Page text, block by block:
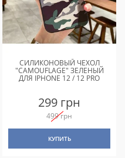
СИЛИКОНОВЫЙ ЧЕХОЛ
"CAMOUFLAGE" ЗЕЛЕНЫЙ
ДЛЯ IPHONE 12 / 12 PRO
299 грн
499 грн
КУПИТЬ